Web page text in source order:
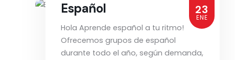
23
ENE
Español
Hola Aprende español a tu ritmo!
Ofrecemos grupos de español
durante todo el año, según demanda,